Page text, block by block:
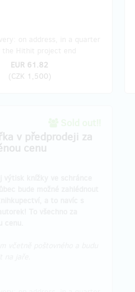
EUR 61.82
(CZK 1,500)
v předprodeji za
cenu